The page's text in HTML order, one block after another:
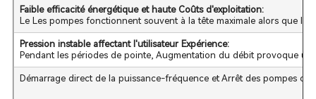
Faible efficacité énergétique et haute Coûts d'exploitation:
Le Les pompes fonctionnent souvent à la tête maximale alors que
Pression instable affectant l'utilisateur Expérience:
Pendant les périodes de pointe, Augmentation du débit provoque
Démarrage direct de la puissance-fréquence et Arrêt des pompes